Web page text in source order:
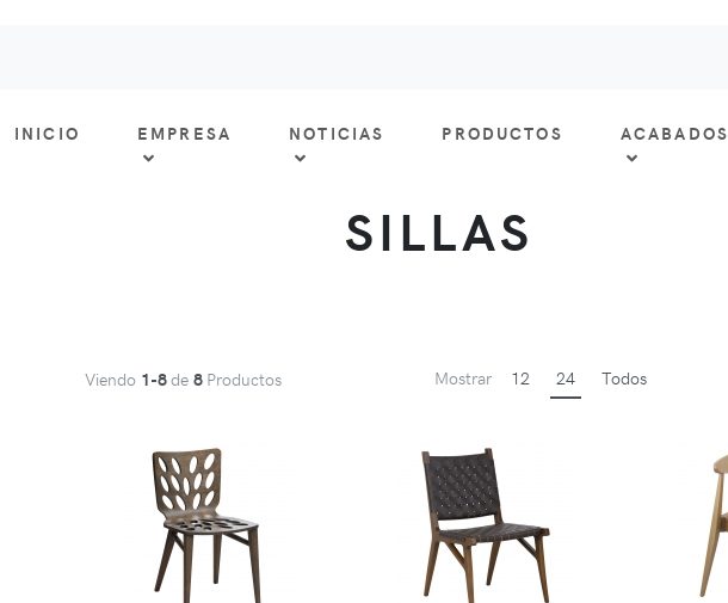
INICIO EMPRESA NOTICIAS PRODUCTOS ACABADOS
SILLAS
Viendo 1-8de 8 Productos Mostrar 12 24 Todos